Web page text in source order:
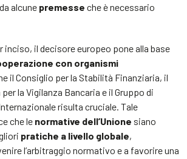
alcune premesse che è necessario
inciso, il decisore europeo pone alla base
con organismi
il Consiglio per la Stabilità Finanziaria, il
la Vigilanza Bancaria e il Gruppo di
risulta cruciale. Tale
che le normative dell’Unione siano
pratiche a livello globale,
l’arbitraggio normativo e a favorire una